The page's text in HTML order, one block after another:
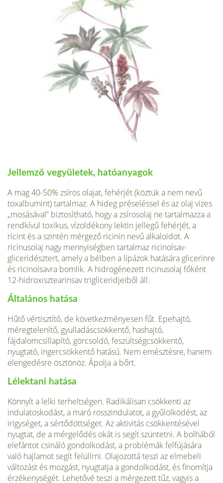
Jellemző vegyületek, hatóanyagok
A mag 40-50% zsíros olajat, fehérjét (köztük a nem nevű
toxalbumint) tartalmaz. A hi­deg préseléssel és az olaj vizes
„mosásával” biztosítható, hogy a zsírosolaj ne tartalmazza a
rendkívül toxikus, vízoldékony lektin jellegű fehérjét, a
ricint és a szintén mérgező ricinin nevű alkaloidot. A
ricinusolaj nagy mennyiségben tartalmaz ricinolsav-
gliceridésztert, amely a bélben a lipázok hatására glicerinre
és ricinolsavra bomlik. A hidrogénezett ricinusolaj főként
12-hidroxisztearinsav trigliceridjeiből áll.
Általános hatása
Hűtő vértisztító, de következményesen fűt. Epehajtó,
méregtelenítő, gyulladáscsök­kentő, hashajtó,
fájdalomcsillapító, görcsoldó, feszültségcsökkentő,
nyugtató, inger­csökkentő hatású. Nem emésztésre, hanem
elengedésre ösztönöz. Ápolja a bőrt.
Lélektani hatása
Könnyít a lelki terheltségen. Radikálisan csökkenti az
indulatoskodást, a maró rossz­indulatot, a gyűlölködést, az
irigységet, a sértődöttséget. Az aktivitás csökkentésével
nyugtat, de a mérgelődés okát is segít szüntetni. A bolhából
elefántot csináló gondolko­dást, a problémák felfújására
való hajlamot segít felülírni. Olajozottá teszi az elmebeli
változást és mozgást, nyugtatja a gondolkodást, és finomítja
érzékenységét. Lehetővé teszi a mérgezett tűz, vagyis a